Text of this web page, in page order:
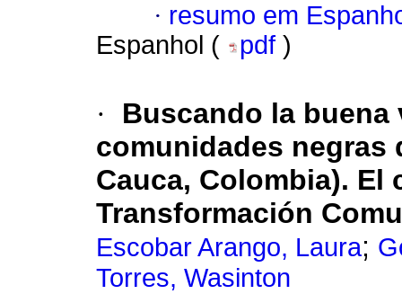
· resumo em
Espanhol (
pdf )
·
Buscando la
comunidades negras
Cauca, Colombia). El
Transformación
Escobar Arango, Laura;
Torres, Wasinton